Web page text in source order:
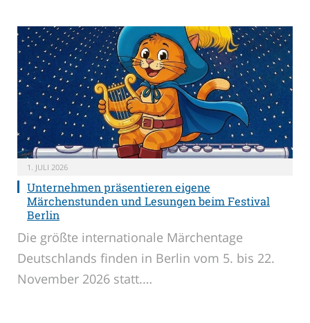
1. JULI 2026
Unternehmen präsentieren eigene
Märchenstunden und Lesungen beim Festival
Berlin
Die größte internationale Märchentage
Deutschlands finden in Berlin vom 5. bis 22.
November 2026 statt.…